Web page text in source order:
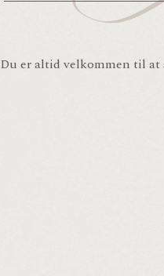
Du er altid velkommen til